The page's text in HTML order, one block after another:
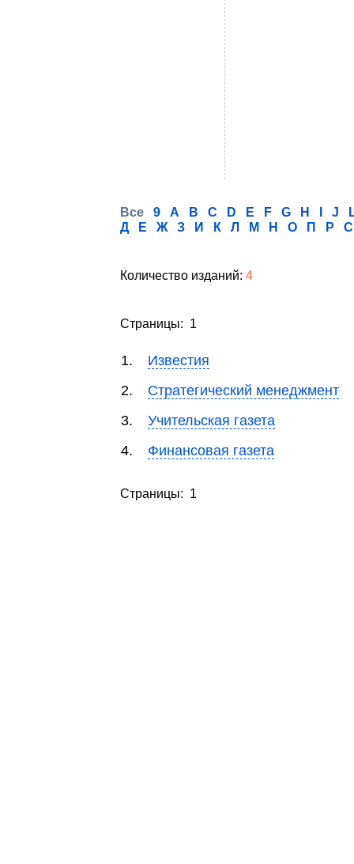
Все 9 A B C D E F G H J
Д
Е Ж З И К Л М Н О П Р С
Количество изданий: 4
Страницы: 1
1.
Известия
2.
Стратегический менеджмент
3.
Учительская газета
4.
Финансовая газета
Страницы: 1